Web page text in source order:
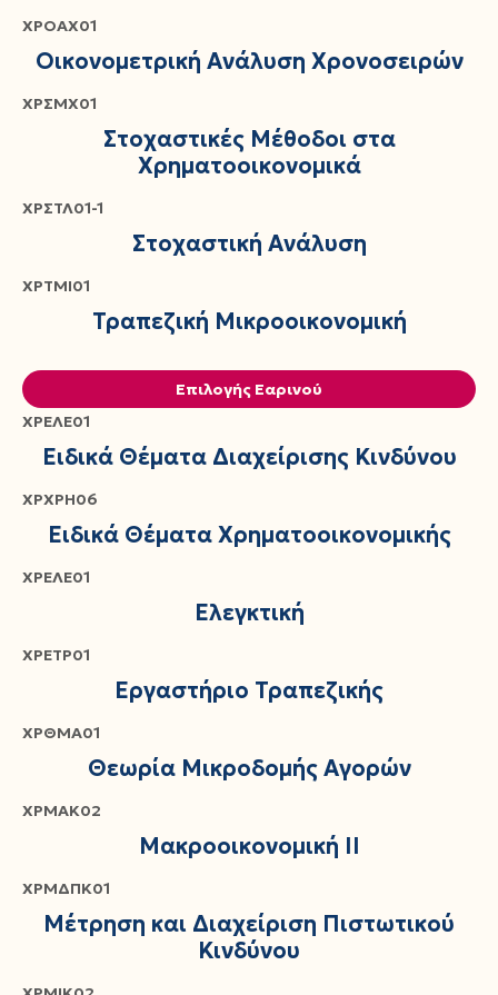
ΧΡΟΑΧ01
Οικονομετρική Ανάλυση Χρονοσειρών
ΧΡΣΜΧ01
Στοχαστικές Μέθοδοι στα
Χρηματοοικονομικά
ΧΡΣΤΛ01-1
Στοχαστική Ανάλυση
ΧΡΤΜΙ01
Τραπεζική Μικροοικονομική
Επιλογής Εαρινού
ΧΡΕΛΕ01
Ειδικά Θέματα Διαχείρισης Κινδύνου
ΧΡΧΡΗ06
Ειδικά Θέματα Χρηματοοικονομικής
ΧΡΕΛΕ01
Ελεγκτική
ΧΡΕΤΡ01
Εργαστήριο Τραπεζικής
ΧΡΘΜΑ01
Θεωρία Μικροδομής Αγορών
ΧΡΜΑΚ02
Μακροοικονομική ΙΙ
ΧΡΜΔΠΚ01
Μέτρηση και Διαχείριση Πιστωτικού
Κινδύνου